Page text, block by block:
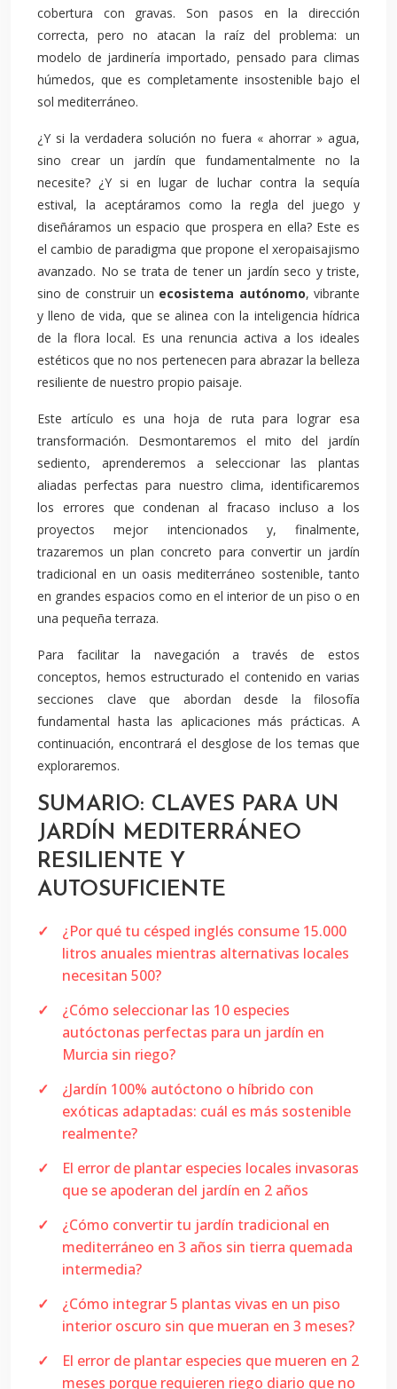
cobertura con gravas. Son pasos en la dirección
correcta, pero no atacan la raíz del problema: un
modelo de jardinería importado, pensado para climas
húmedos, que es completamente insostenible bajo el
sol mediterráneo.
¿Y si la verdadera solución no fuera « ahorrar » agua,
sino crear un jardín que fundamentalmente no la
necesite? ¿Y si en lugar de luchar contra la sequía
estival, la aceptáramos como la regla del juego y
diseñáramos un espacio que prospera en ella? Este es
el cambio de paradigma que propone el xeropaisajismo
avanzado. No se trata de tener un jardín seco y triste,
sino de construir un ecosistema autónomo, vibrante
y lleno de vida, que se alinea con la inteligencia hídrica
de la flora local. Es una renuncia activa a los ideales
estéticos que no nos pertenecen para abrazar la belleza
resiliente de nuestro propio paisaje.
Este artículo es una hoja de ruta para lograr esa
transformación. Desmontaremos el mito del jardín
sediento, aprenderemos a seleccionar las plantas
aliadas perfectas para nuestro clima, identificaremos
los errores que condenan al fracaso incluso a los
proyectos mejor intencionados y, finalmente,
trazaremos un plan concreto para convertir un jardín
tradicional en un oasis mediterráneo sostenible, tanto
en grandes espacios como en el interior de un piso o en
una pequeña terraza.
Para facilitar la navegación a través de estos
conceptos, hemos estructurado el contenido en varias
secciones clave que abordan desde la filosofía
fundamental hasta las aplicaciones más prácticas. A
continuación, encontrará el desglose de los temas que
exploraremos.
SUMARIO: CLAVES PARA UN
JARDÍN MEDITERRÁNEO
RESILIENTE Y
AUTOSUFICIENTE
¿Por qué tu césped inglés consume 15.000
litros anuales mientras alternativas locales
necesitan 500?
¿Cómo seleccionar las 10 especies
autóctonas perfectas para un jardín en
Murcia sin riego?
¿Jardín 100% autóctono o híbrido con
exóticas adaptadas: cuál es más sostenible
realmente?
El error de plantar especies locales invasoras
que se apoderan del jardín en 2 años
¿Cómo convertir tu jardín tradicional en
mediterráneo en 3 años sin tierra quemada
intermedia?
¿Cómo integrar 5 plantas vivas en un piso
interior oscuro sin que mueran en 3 meses?
El error de plantar especies que mueren en 2
meses porque requieren riego diario que no